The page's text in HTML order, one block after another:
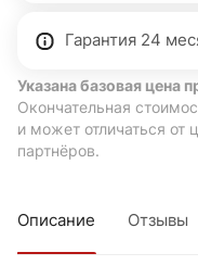
Гарантия 24
Указана базовая цена
Окончательная
и может отличаться от
партнёров.
Описание Отзывы